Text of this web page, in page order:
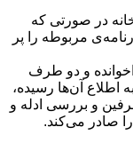
در صورتی که
مربوطه را پر
و دو طرف
اطلاع آن‌ها رسیده،
و بررسی ادله و
صادر می‌کند.